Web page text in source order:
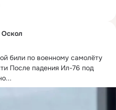
били по военному самолёту
После падения Ил-76 под